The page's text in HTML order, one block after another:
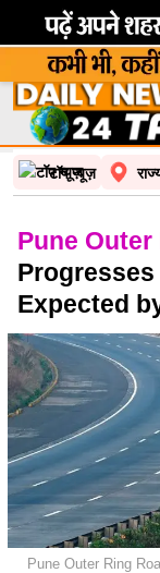
टॉप न्यूज़
Pune
Expected
Pune Outer Ring